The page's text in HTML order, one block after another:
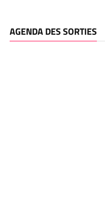
AGENDA DES SORTIES